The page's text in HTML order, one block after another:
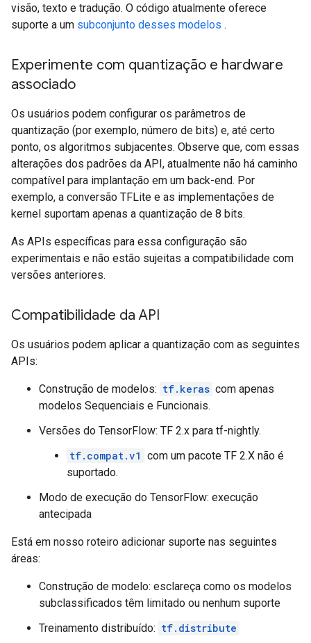
visão, texto e tradução. O código atualmente oferece
suporte a um subconjunto desses modelos .
Experimente com quantização e hardware
associado
Os usuários podem configurar os parâmetros de
quantização (por exemplo, número de bits) e, até certo
ponto, os algoritmos subjacentes. Observe que, com essas
alterações dos padrões da API, atualmente não há caminho
compatível para implantação em um back-end. Por
exemplo, a conversão TFLite e as implementações de
kernel suportam apenas a quantização de 8 bits.
As APIs específicas para essa configuração são
experimentais e não estão sujeitas a compatibilidade com
versões anteriores.
Compatibilidade da API
Os usuários podem aplicar a quantização com as seguintes
APIs:
Construção de modelos: tf.keras com apenas
modelos Sequenciais e Funcionais.
Versões do TensorFlow: TF 2.x para tf-nightly.
tf.compat.v1 com um pacote TF 2.X não é
suportado.
Modo de execução do TensorFlow: execução
antecipada
Está em nosso roteiro adicionar suporte nas seguintes
áreas:
Construção de modelo: esclareça como os modelos
subclassificados têm limitado ou nenhum suporte
Treinamento distribuído: tf.distribute